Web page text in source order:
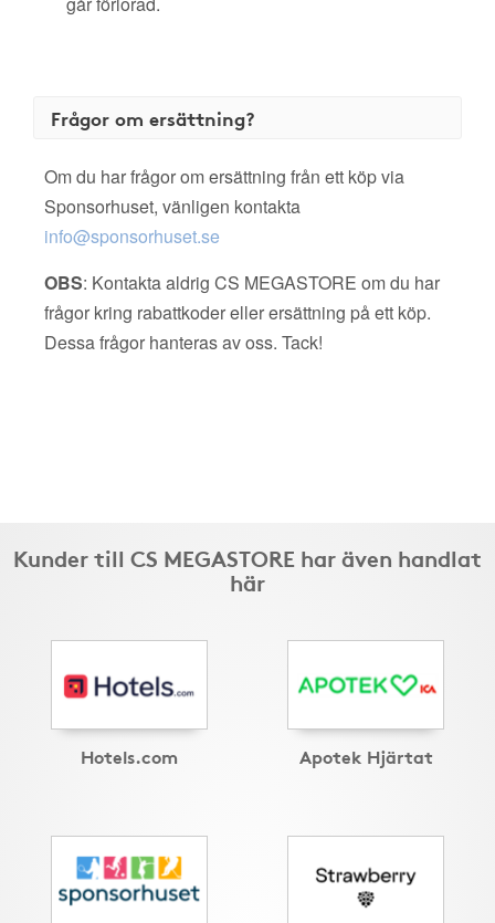
Frågor om ersättning?
Om du har frågor om ersättning från ett köp via
Sponsorhuset, vänligen kontakta
info@sponsorhuset.se
OBS: Kontakta aldrig CS MEGASTORE om du har
frågor kring rabattkoder eller ersättning på ett köp.
Dessa frågor hanteras av oss. Tack!
Kunder till CS MEGASTORE har även handlat
här
Hotels.com Apotek Hjärtat